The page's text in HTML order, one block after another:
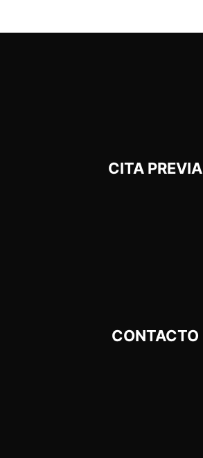
CITA PREVIA
CONTACTO